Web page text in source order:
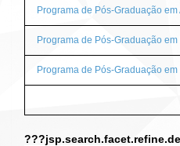
Programa de Pós-Graduação em
Programa de Pós-Graduação em
Programa de Pós-Graduação em